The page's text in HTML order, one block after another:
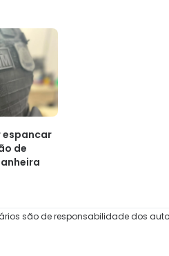
espancar
de
são de responsabilidade dos